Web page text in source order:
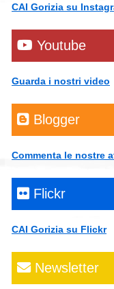
CAI Gorizia su
Youtube
Guarda i nostri video
Blogger
Commenta le nostre
Flickr
CAI Gorizia su Flickr
Newsletter